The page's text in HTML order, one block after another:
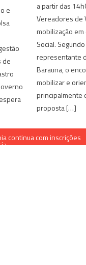
e
de
a partir das
Vereadores de
mobilização
Social.
representante
Barauna, o
mobilizar e
principalmente
proposta […]
continua com inscrições